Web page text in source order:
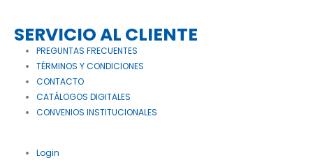
SERVICIO AL CLIENTE
PREGUNTAS FRECUENTES
TÉRMINOS Y CONDICIONES
CONTACTO
CATÁLOGOS DIGITALES
CONVENIOS INSTITUCIONALES
Login